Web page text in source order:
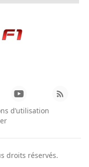
d’utilisation
droits réservés.